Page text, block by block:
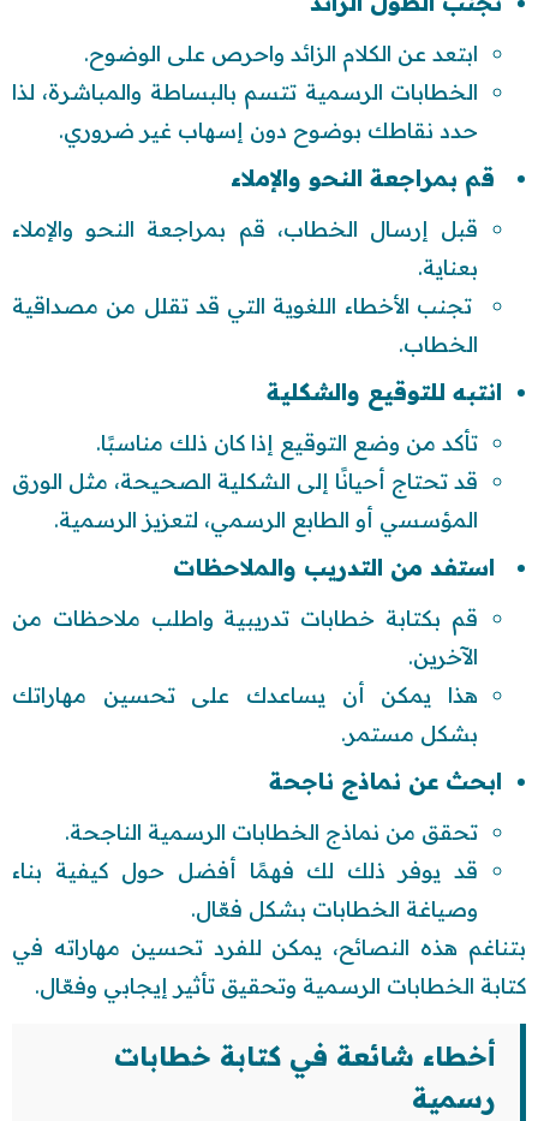
ابتعد عن الكلام الزائد واحرص على الوضوح.
الخطابات الرسمية تتسم بالبساطة والمباشرة، لذا
حدد نقاطك بوضوح دون إسهاب غير ضروري.
قم بمراجعة النحو والإملاء
قبل إرسال الخطاب، قم بمراجعة النحو والإملاء
بعناية.
تجنب الأخطاء اللغوية التي قد تقلل من مصداقية
الخطاب.
انتبه للتوقيع والشكلية
تأكد من وضع التوقيع إذا كان ذلك مناسبًا.
قد تحتاج أحيانًا إلى الشكلية الصحيحة، مثل الورق
المؤسسي أو الطابع الرسمي، لتعزيز الرسمية.
استفد من التدريب والملاحظات
قم بكتابة خطابات تدريبية واطلب ملاحظات من
الآخرين.
هذا يمكن أن يساعدك على تحسين مهاراتك
بشكل مستمر.
ابحث عن نماذج ناجحة
تحقق من نماذج الخطابات الرسمية الناجحة.
قد يوفر ذلك لك فهمًا أفضل حول كيفية بناء
وصياغة الخطابات بشكل فعّال.
بتناغم هذه النصائح، يمكن للفرد تحسين مهاراته في
كتابة الخطابات الرسمية وتحقيق تأثير إيجابي وفعّال.
أخطاء شائعة في كتابة خطابات
رسمية